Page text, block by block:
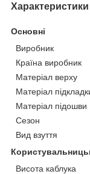
Характеристики
Основні
Виробник
Країна виробник
Матеріал верху
Матеріал
Матеріал підошви
Сезон
Вид взуття
Висота каблука